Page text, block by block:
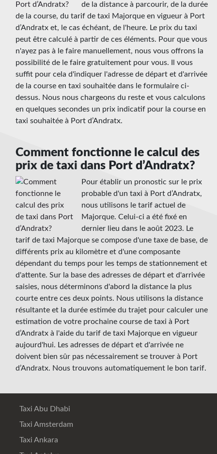
de la distance à parcourir, de la durée
de la course, du tarif de taxi Majorque en vigueur à Port
d’Andratx et, le cas échéant, de l'heure. Le prix du taxi
peut être calculé à partir de ces éléments. Pour que vous
n'ayez pas à le faire manuellement, nous vous offrons la
possibilité de le faire gratuitement pour vous. Il vous
suffit pour cela d'indiquer l'adresse de départ et d'arrivée
de la course en taxi souhaitée dans le formulaire ci-
dessus. Nous nous chargeons du reste et vous calculons
en quelques secondes un prix indicatif pour la course en
taxi souhaitée à Port d’Andratx.
Comment fonctionne le calcul des
prix de taxi dans Port d’Andratx?
Pour établir un pronostic sur le prix
probable d'un taxi à Port d’Andratx,
nous utilisons le tarif actuel de
Majorque. Celui-ci a été fixé en
dernier lieu dans le août 2023. Le
tarif de taxi Majorque se compose d'une taxe de base, de
différents prix au kilomètre et d'une composante
dépendant du temps pour les temps de stationnement et
d'attente. Sur la base des adresses de départ et d'arrivée
saisies, nous déterminons d'abord la distance la plus
courte entre ces deux points. Nous utilisons la distance
résultante et la durée estimée du trajet pour calculer une
estimation de votre prochaine course de taxi à Port
d’Andratx à l'aide du tarif de taxi Majorque en vigueur
aujourd'hui. Les adresses de départ et d'arrivée ne
doivent bien sûr pas nécessairement se trouver à Port
d’Andratx. Nous trouvons automatiquement le bon tarif.
Taxi Abu Dhabi
Taxi Amsterdam
Taxi Ankara